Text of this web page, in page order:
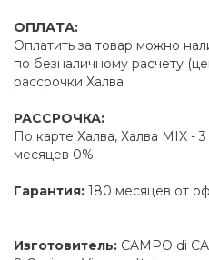
ОПЛАТА:
Оплатить за товар можно
по безналичному расчету
рассрочки Халва
РАССРОЧКА:
По карте Халва, Халва MIX -
месяцев 0%
Гарантия: 180 месяцев от
Изготовитель: CAMPO di